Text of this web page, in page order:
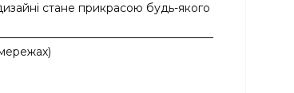
стане прикрасою будь-якого
)